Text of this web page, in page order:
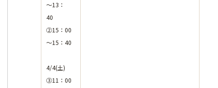
～13：
40
②15：00
～15：40
4/4(土)
③11：00